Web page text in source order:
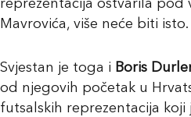
reprezentacija ostvarila pod
Mavrovića, više neće biti isto.
Svjestan je toga i Boris
od njegovih početak u
futsalskih reprezentacija